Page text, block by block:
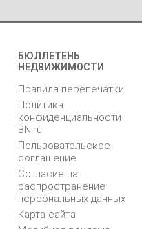
БЮЛЛЕТЕНЬ
НЕДВИЖИМОСТИ
Правила перепечатки
Политика
конфиденциальности
BN.ru
Пользовательское
соглашение
Согласие на
распространение
персональных данных
Карта сайта